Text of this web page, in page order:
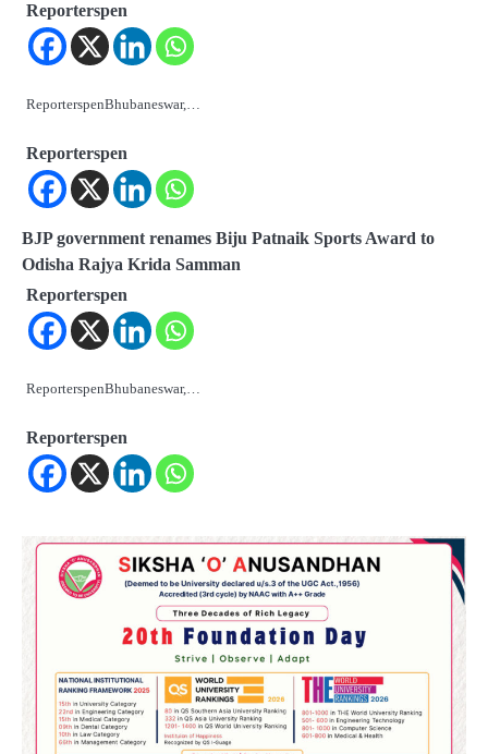
Reporterspen
ReporterspenBhubaneswar,…
Reporterspen
BJP government renames Biju Patnaik Sports Award to
Odisha Rajya Krida Samman
Reporterspen
ReporterspenBhubaneswar,…
Reporterspen
‘ଭବିଷ୍ୟତ ପିଢିର ଆକାଂକ୍ଷାକୁ ପୂରଣ କରିବା
ଲାଗି ଶିକ୍ଷା ବ୍ୟବସ୍ଥାରେ ପରିବର୍ତ୍ତନ ଜରୁରୀ’
Reporters Pen